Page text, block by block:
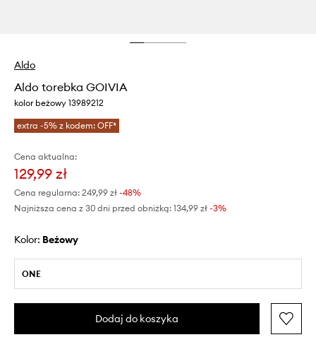
Aldo
Aldo torebka GOIVIA
kolor beżowy 13989212
extra -5% z kodem: OFF*
Cena aktualna:
129,99 zł
Cena regularna: 249,99 zł -48%
Najniższa cena z 30 dni przed obniżką: 134,99 zł -3%
Kolor: beżowy
ONE
Dodaj do koszyka